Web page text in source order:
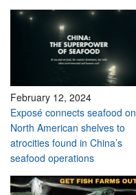
February 12, 2024
Exposé connects seafood on
North American shelves to
atrocities found in China’s
seafood operations